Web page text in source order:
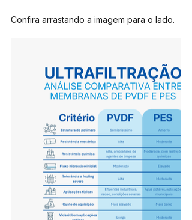
Confira arrastando a imagem para o lado.